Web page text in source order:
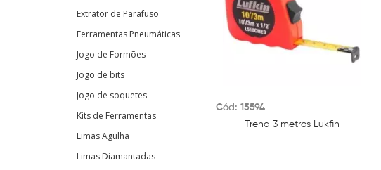
Extrator de Parafuso
Ferramentas Pneumáticas
Jogo de Formões
Jogo de bits
Jogo de soquetes
Kits de Ferramentas
Limas Agulha
Limas Diamantadas
Cód: 15594
Trena 3 metros Lukfin